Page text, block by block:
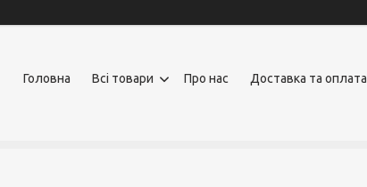
Головна Всі товари Про нас Доставка та оплата